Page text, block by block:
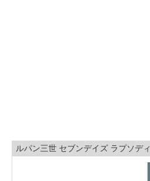
ルパン三世 セブンデイズ ラプソディ